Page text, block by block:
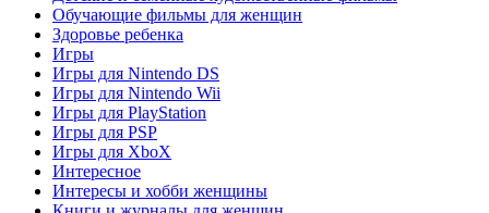
Обучающие фильмы для женщин
Здоровье ребенка
Игры
Игры для Nintendo DS
Игры для Nintendo Wii
Игры для PlayStation
Игры для PSP
Игры для XboX
Интересное
Интересы и хобби женщины